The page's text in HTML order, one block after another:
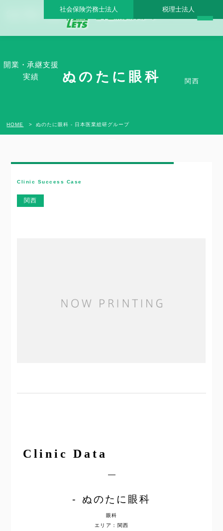
ぬのたに眼科 - 日本医業総研グループ |日本医業総研｜医院開業・承継・クリニック経
社会保険労務士法人 税理士法人
開業・承継支援
実績
ぬのたに眼科 関西
HOME ぬのたに眼科 - 日本医業総研グループ
Clinic Success Case
関西
Clinic Data
ぬのたに眼科
眼科
エリア：関西